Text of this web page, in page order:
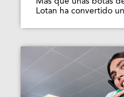
Lotan ha convertido